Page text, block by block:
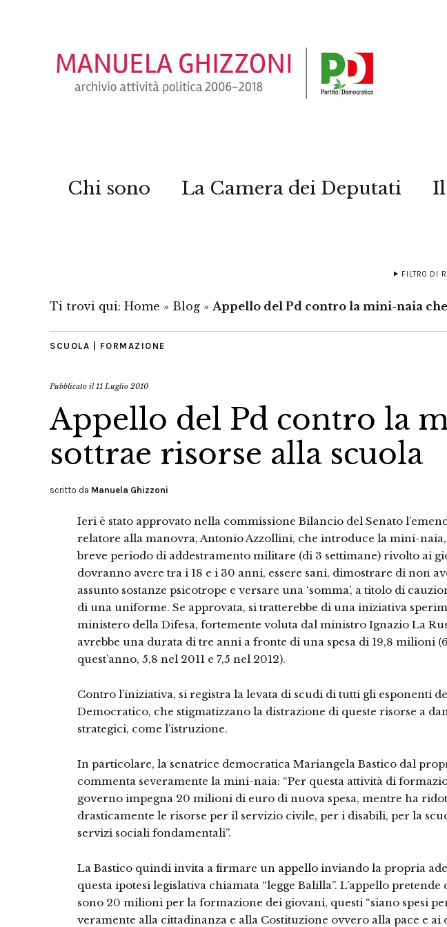
Chi sono La Camera dei Deputati
FILTRO DI
Ti trovi qui: Home » Blog » Appello del Pd contro la mini-naia
SCUOLA | FORMAZIONE
Pubblicato il11 Luglio 2010
Appello del Pd contro la
sottrae risorse alla scuola
scritto da Manuela Ghizzoni
Ieri è stato approvato nella commissione Bilancio del Senato
relatore alla manovra, Antonio Azzollini, che introduce la mini-
breve periodo di addestramento militare (di 3 settimane) rivolto ai
dovranno avere tra i 18 e i 30 anni, essere sani, dimostrare di non
assunto sostanze psicotrope e versare una ‘somma’, a titolo di
di una uniforme. Se approvata, si tratterebbe di una iniziativa
ministero della Difesa, fortemente voluta dal ministro Ignazio La
avrebbe una durata di tre anni a fronte di una spesa di 19,8 milioni
quest’anno, 5,8 nel 2011 e 7,5 nel 2012).
Contro l’iniziativa, si registra la levata di scudi di tutti gli esponenti
Democratico, che stigmatizzano la distrazione di queste risorse a
strategici, come l’istruzione.
In particolare, la senatrice democratica Mariangela Bastico dal
commenta severamente la mini-naia: “Per questa attività di
governo impegna 20 milioni di euro di nuova spesa, mentre ha
drasticamente le risorse per il servizio civile, per i disabili, per la
servizi sociali fondamentali”.
La Bastico quindi invita a firmare un appello inviando la propria
questa ipotesi legislativa chiamata “legge Balilla”. L’appello pretende
sono 20 milioni per la formazione dei giovani, questi “siano spesi
veramente alla cittadinanza e alla Costituzione ovvero alla pace e